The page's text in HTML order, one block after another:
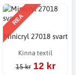
REA
Minicryl 27018 svart
Kinna textil
15 kr 12 kr